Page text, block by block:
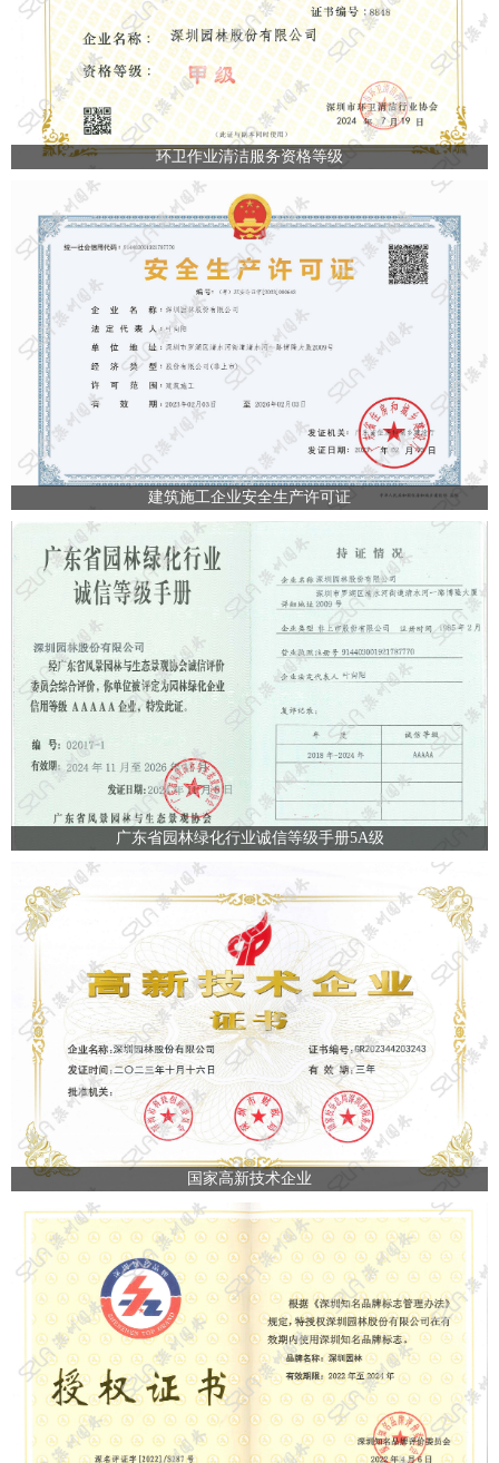
环卫作业清洁服务资格等级
建筑施工企业安全生产许可证
广东省园林绿化行业诚信等级手册5A级
国家高新技术企业